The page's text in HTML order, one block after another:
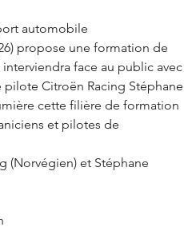
automobile
propose une formation de
face au public avec
Citroën Racing Stéphane
cette filière de formation
et pilotes de
(Norvégien) et Stéphane